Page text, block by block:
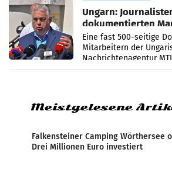
Ungarn:
dokumentierten
Zensur
Eine fast 500-seitige
Mitarbeitern der
Nachrichtenagentur
systematische
Meistgelesene
Falkensteiner Camping Wörthersee
Drei Millionen Euro investiert